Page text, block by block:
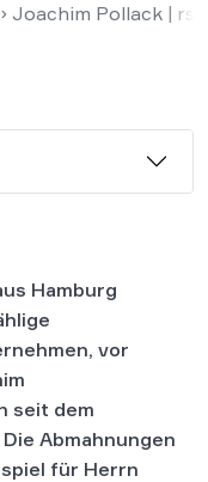
› Joachim Pollack | rs
Hamburg
vor
seit dem
Abmahnungen
für Herrn